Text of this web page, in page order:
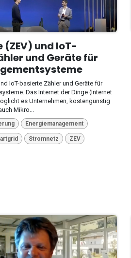
(ZEV) und IoT-
und Geräte für
IoT-basierte Zähler und Geräte für
Das Internet der Dinge (Internet
es Unternehmen, kostengünstig
Mikro...
Energiemanagement
Stromnetz
ZEV